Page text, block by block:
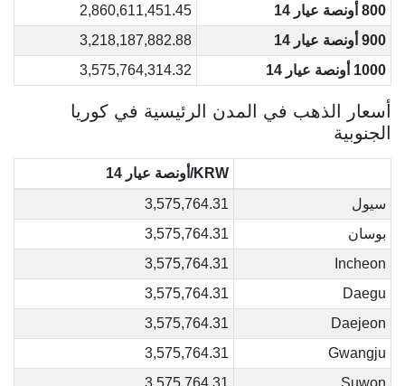
800 أونصة عيار 14
2,860,611,451.45
900 أونصة عيار 14
3,218,187,882.88
1000 أونصة عيار 14
3,575,764,314.32
أسعار الذهب في المدن الرئيسية في كوريا
الجنوبية
KRW/أونصة عيار 14
سيول
3,575,764.31
بوسان
3,575,764.31
Incheon
3,575,764.31
Daegu
3,575,764.31
Daejeon
3,575,764.31
Gwangju
3,575,764.31
Suwon
3,575,764.31